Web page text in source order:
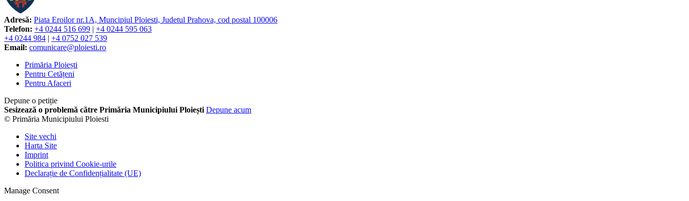
Adresă: Piata Eroilor nr.1A, Muncipiul Ploiesti, Judetul Prahova, cod postal 100006
Telefon: +4 0244 516 699 | +4 0244 595 063
+4 0244 984 | +4 0752 027 539
Email: comunicare@ploiesti.ro
Primăria Ploiești
Pentru Cetățeni
Pentru Afaceri
Depune o petiție
Sesizează o problemă către Primăria Municipiului Ploiești Depune acum
© Primăria Municipiului Ploiesti
Site vechi
Harta Site
Imprint
Politica privind Cookie-urile
Declarație de Confidențialitate (UE)
Manage Consent